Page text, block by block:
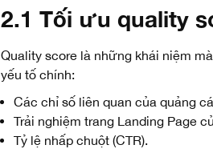
2.1 Tối ưu quality
Quality score là những khái niệm
yếu tố chính:
Các chỉ số liên quan của quảng
Trải nghiệm trang Landing Page
Tỷ lệ nhấp chuột (CTR).